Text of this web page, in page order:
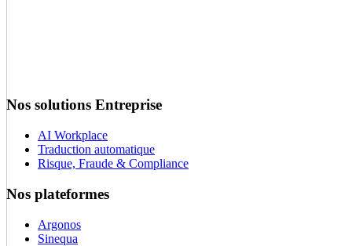
Nos solutions Entreprise
AI Workplace
Traduction automatique
Risque, Fraude & Compliance
Nos plateformes
Argonos
Sinequa